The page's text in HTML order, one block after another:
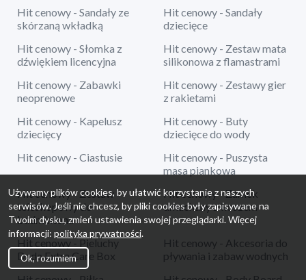
Hit cenowy - Sandały ze
skórzaną wkładką
Hit cenowy - Sandały
dziecięce
Hit cenowy - Słomka z
dźwiękiem licencyjna
Hit cenowy - Zestaw mata
silikonowa z flamastrami
Hit cenowy - Zabawki
neoprenowe
Hit cenowy - Zestawy gier
z rakietami
Hit cenowy - Kapelusz
dziecięcy
Hit cenowy - Buty
dziecięce do wody
Hit cenowy - Ciastusie
Hit cenowy - Puszysta
masa piankowa
Hit cenowy - Zestaw
teleskopowy do
badmintona
Hit cenowy - Zamek
dmuchany z koszem
Hit cenowy - Pieluchy
Dada Extra Care Box
Hit cenowy - Akcesoria do
pływania i zabaw wodnych
Używamy plików cookies, by ułatwić korzystanie z naszych
serwisów. Jeśli nie chcesz, by pliki cookies były zapisywane na
Twoim dysku, zmień ustawienia swojej przeglądarki. Więcej
informacji: polityka prywatności.
Ok, rozumiem